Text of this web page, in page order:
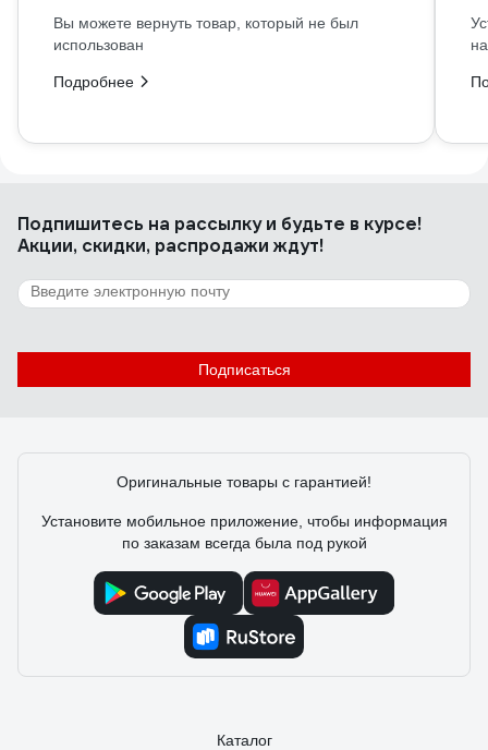
Вы можете вернуть товар, который не был
использован
Подробнее
Подпишитесь на рассылкуи будьте в курсе!
Акции, скидки, распродажи ждут!
Подписаться
Оригинальные товары с гарантией!
Установите мобильное приложение, чтобы информация
по заказам всегда была под рукой
Каталог